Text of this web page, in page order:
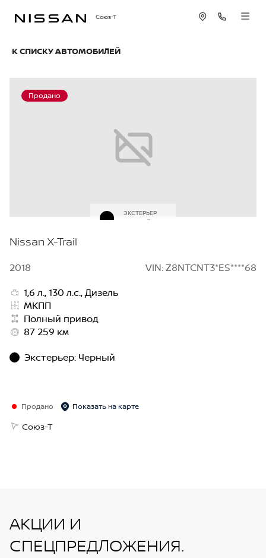
Союз-Т
К СПИСКУ АВТОМОБИЛЕЙ
Продано
ЭКСТЕРЬЕР
Черный
Nissan X-Trail
2018
VIN: Z8NTCNT3*ES****68
1,6 л., 130 л.с., Дизель
МКПП
Полный привод
87 259 км
Экстерьер: Черный
Продано Показать на карте
Союз-Т
АКЦИИ И
СПЕЦПРЕДЛОЖЕНИЯ.